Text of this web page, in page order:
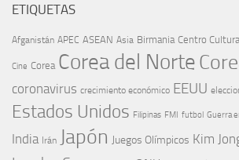
ETIQUETAS
Afganistán APEC ASEAN Asia Birmania Centro
Cine Corea Corea del Norte
coronavirus crecimiento económico EEUU
Estados Unidos Filipinas FMI futbol Guerra
India Irán Japón Juegos Olímpicos Kim